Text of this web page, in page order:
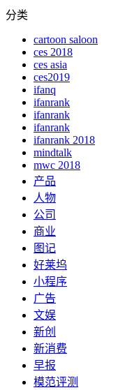
分类
cartoon saloon
ces 2018
ces asia
ces2019
ifanq
ifanrank
ifanrank
ifanrank
ifanrank 2018
mindtalk
mwc 2018
产品
人物
公司
商业
图记
好莱坞
小程序
广告
文娱
新创
新消费
早报
模范评测